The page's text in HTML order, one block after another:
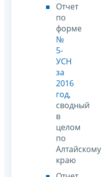
Отчет
по
форме
№
5-
УСН
за
2016
год,
сводный
в
целом
по
Алтайскому
краю